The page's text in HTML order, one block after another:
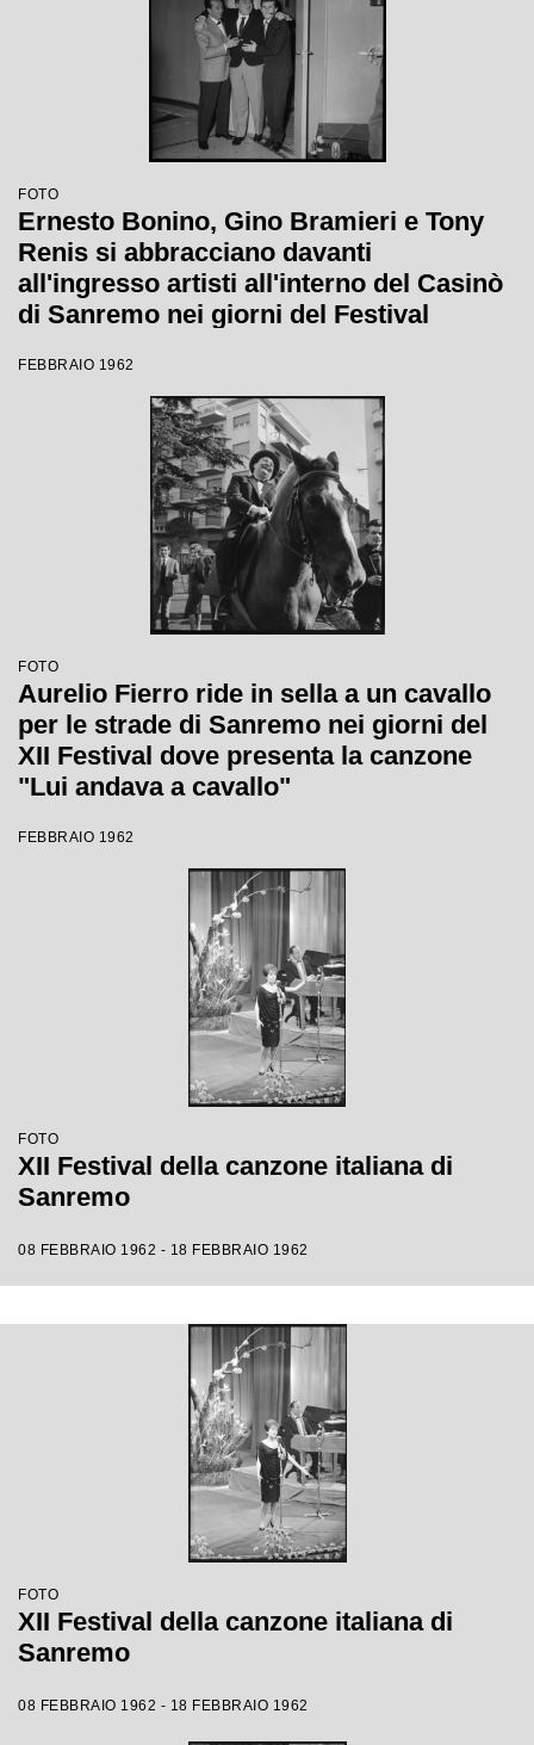
FOTO
Ernesto Bonino, Gino Bramieri e Tony
Renis si abbracciano davanti
all'ingresso artisti all'interno del Casinò
di Sanremo nei giorni del Festival
FEBBRAIO 1962
FOTO
Aurelio Fierro ride in sella a un cavallo
per le strade di Sanremo nei giorni del
XII Festival dove presenta la canzone
"Lui andava a cavallo"
FEBBRAIO 1962
FOTO
XII Festival della canzone italiana di
Sanremo
08 FEBBRAIO 1962 - 18 FEBBRAIO 1962
FOTO
XII Festival della canzone italiana di
Sanremo
08 FEBBRAIO 1962 - 18 FEBBRAIO 1962